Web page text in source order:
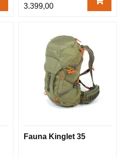
3.399,00
Fauna Kinglet 35